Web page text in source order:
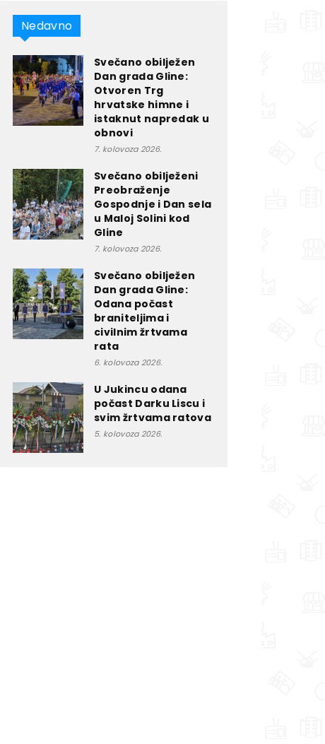
Nedavno
Svečano obilježen
Dan grada Gline:
Otvoren Trg
hrvatske himne i
istaknut napredak u
obnovi
7. kolovoza 2026.
Svečano obilježeni
Preobraženje
Gospodnje i Dan sela
u Maloj Solini kod
Gline
7. kolovoza 2026.
Svečano obilježen
Dan grada Gline:
Odana počast
braniteljima i
civilnim žrtvama
rata
6. kolovoza 2026.
U Jukincu odana
počast Darku Liscu i
svim žrtvama ratova
5. kolovoza 2026.